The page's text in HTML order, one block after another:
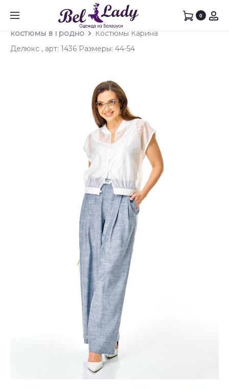
0
Главная Брючный костюм
Брючные
костюмы в Гродно
Костюмы Карина
Делюкс , арт: 1436 Размеры: 44-54